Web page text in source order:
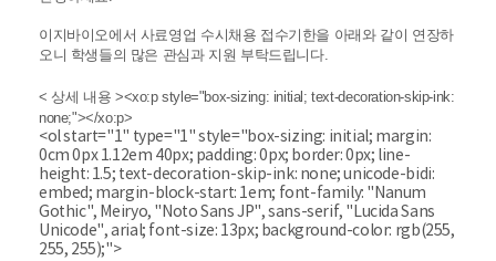
이지바이오에서 사료영업 수시채용 접수기한을 아래와 같이 연장하
오니 학생들의 많은 관심과 지원 부탁드립니다.
<상세 내용 ><xo:p style="box-sizing: initial; text-decoration-skip-ink:
none;"></xo:p>
<ol start="1" type="1" style="box-sizing: initial; margin:
0cm 0px 1.12em 40px; padding: 0px; border: 0px; line-
height: 1.5; text-decoration-skip-ink: none; unicode-bidi:
embed; margin-block-start: 1em; font-family: "Nanum
Gothic", Meiryo, "Noto Sans JP", sans-serif, "Lucida Sans
Unicode", arial; font-size: 13px; background-color: rgb(255,
255, 255);">